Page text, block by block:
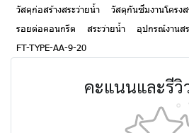
วัสดุก่อสร้างสระว่ายน้ำ
วัสดุกันซึมงานโครงส
รอยต่อคอนกรีต
สระว่ายน้ำ อุปกรณ์งานส
FT-TYPE-AA-9-20
คะแนนและรีวิ